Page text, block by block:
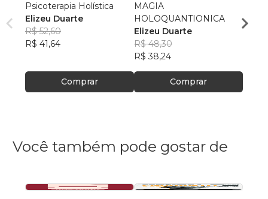
Psicoterapia Holística
Elizeu Duarte
R$ 52,60
R$ 41,64
Comprar
MAGIA
HOLOQUANTIONICA
Elizeu Duarte
R$ 48,30
R$ 38,24
Comprar
R$
Você também pode gostar de